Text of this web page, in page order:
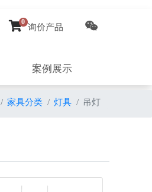
0
询价产品
案例展示
家具分类 灯具 吊灯